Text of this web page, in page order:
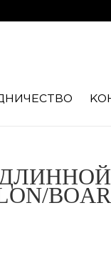
BOAR